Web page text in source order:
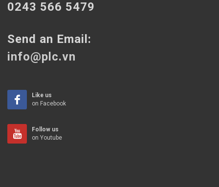
0243 566 5479
Send an Email:
info@plc.vn
Like us
on Facebook
Follow us
on Youtube